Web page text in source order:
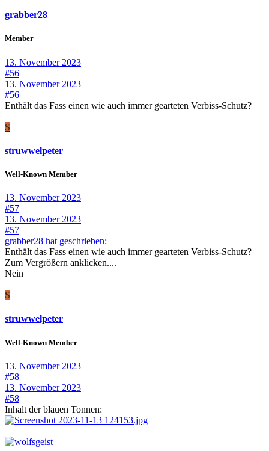
grabber28
Member
13. November 2023
#56
13. November 2023
#56
Enthält das Fass einen wie auch immer gearteten Verbiss-Schutz?
S
struwwelpeter
Well-Known Member
13. November 2023
#57
13. November 2023
#57
grabber28 hat geschrieben:
Enthält das Fass einen wie auch immer gearteten Verbiss-Schutz?
Zum Vergrößern anklicken....
Nein
S
struwwelpeter
Well-Known Member
13. November 2023
#58
13. November 2023
#58
Inhalt der blauen Tonnen: